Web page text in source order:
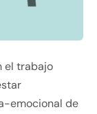
el trabajo
emocional de